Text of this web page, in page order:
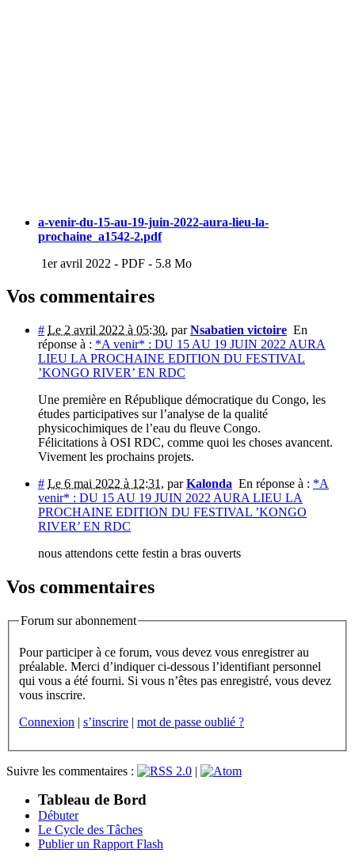
a-venir-du-15-au-19-juin-2022-aura-lieu-la-
prochaine_a1542-2.pdf
1er avril 2022 - PDF - 5.8 Mo
Vos commentaires
# Le 2 avril 2022 à 05:30, parNsabatien victoire En
réponse à : *A venir* : DU 15 AU 19 JUIN 2022 AURA
LIEU LA PROCHAINE EDITION DU FESTIVAL
’KONGO RIVER’ EN RDC
Une première en République démocratique du Congo, les
études participatives sur l’analyse de la qualité
physicochimiques de l’eau du fleuve Congo.
Félicitations à OSI RDC, comme quoi les choses avancent.
Vivement les prochains projets.
# Le 6 mai 2022 à 12:31 , parKalonda En réponse à : *A
venir* : DU 15 AU 19 JUIN 2022 AURA LIEU LA
PROCHAINE EDITION DU FESTIVAL ’KONGO
RIVER’ EN RDC
nous attendons cette festin a bras ouverts
Vos commentaires
Forum sur abonnement
Pour participer à ce forum, vous devez vous enregistrer au
préalable. Merci d’indiquer ci-dessous l’identifiant personnel
qui vous a été fourni. Si vous n’êtes pas enregistré, vous devez
vous inscrire.
Connexion | s’inscrire | mot de passe oublié ?
Suivre les commentaires : |
Tableau de Bord
Débuter
Le Cycle des Tâches
Publier un Rapport Flash